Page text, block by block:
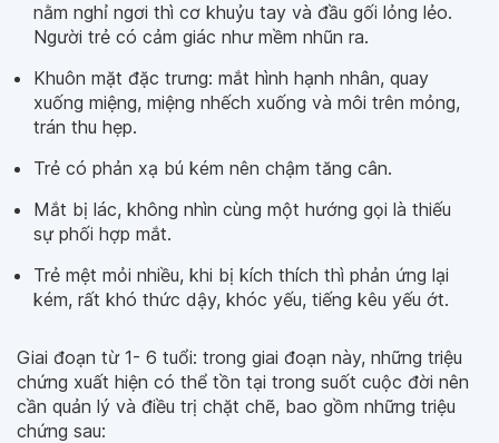
nằm nghỉ ngơi thì cơ khuỷu tay và đầu gối lỏng lẻo.
Người trẻ có cảm giác như mềm nhũn ra.
Khuôn mặt đặc trưng: mắt hình hạnh nhân, quay
xuống miệng, miệng nhếch xuống và môi trên mỏng,
trán thu hẹp.
Trẻ có phản xạ bú kém nên chậm tăng cân.
Mắt bị lác, không nhìn cùng một hướng gọi là thiếu
sự phối hợp mắt.
Trẻ mệt mỏi nhiều, khi bị kích thích thì phản ứng lại
kém, rất khó thức dậy, khóc yếu, tiếng kêu yếu ớt.
Giai đoạn từ 1- 6 tuổi: trong giai đoạn này, những triệu
chứng xuất hiện có thể tồn tại trong suốt cuộc đời nên
cần quản lý và điều trị chặt chẽ, bao gồm những triệu
chứng sau: